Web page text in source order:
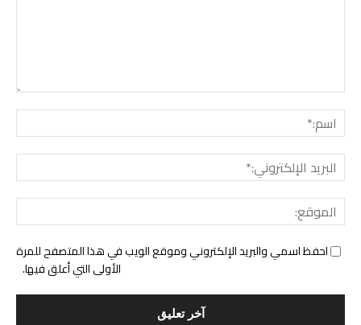
احفظ اسمي والبريد الإلكتروني وموقع الويب في هذا المتصفح للمرة
الأولى التي أعلق فيها.